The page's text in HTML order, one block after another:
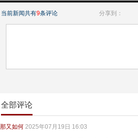
当前新闻共有9条评论 分享到：
全部评论
那又如何 2025年07月19日 16:03